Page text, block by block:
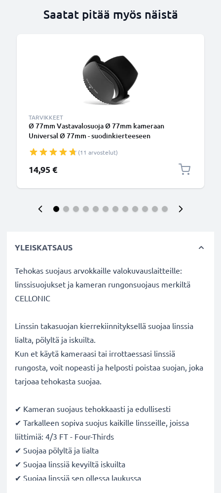
Saatat pitää myös näistä
TARVIKKEET
Ø 77mm Vastavalosuoja Ø 77mm kameraan
Universal Ø 77mm - suodinkierteeseen
vastavalosuoja tuotemerkiltä CELLONIC
(11 arvostelut)
14,95 €
YLEISKATSAUS
Tehokas suojaus arvokkaille valokuvauslaitteille:
linssisuojukset ja kameran rungonsuojaus merkiltä
CELLONIC
Linssin takasuojan kierrekiinnityksellä suojaa linssia
lialta, pölyltä ja iskuilta.
Kun et käytä kameraasi tai irrottaessasi linssiä
rungosta, voit nopeasti ja helposti poistaa suojan, joka
tarjoaa tehokasta suojaa.
✔ Kameran suojaus tehokkaasti ja edullisesti
✔ Tarkalleen sopiva suojus kaikille linsseille, joissa
liittimiä: 4/3 FT - Four-Thirds
✔ Suojaa pölyltä ja lialta
✔ Suojaa linssiä kevyiltä iskuilta
✔ Suojaa linssiä sen ollessa laukussa